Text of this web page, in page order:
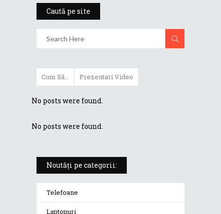
Caută pe site
Cum Să... Prezentari Video
No posts were found.
No posts were found.
Noutăți pe categorii:
Telefoane
Laptopuri